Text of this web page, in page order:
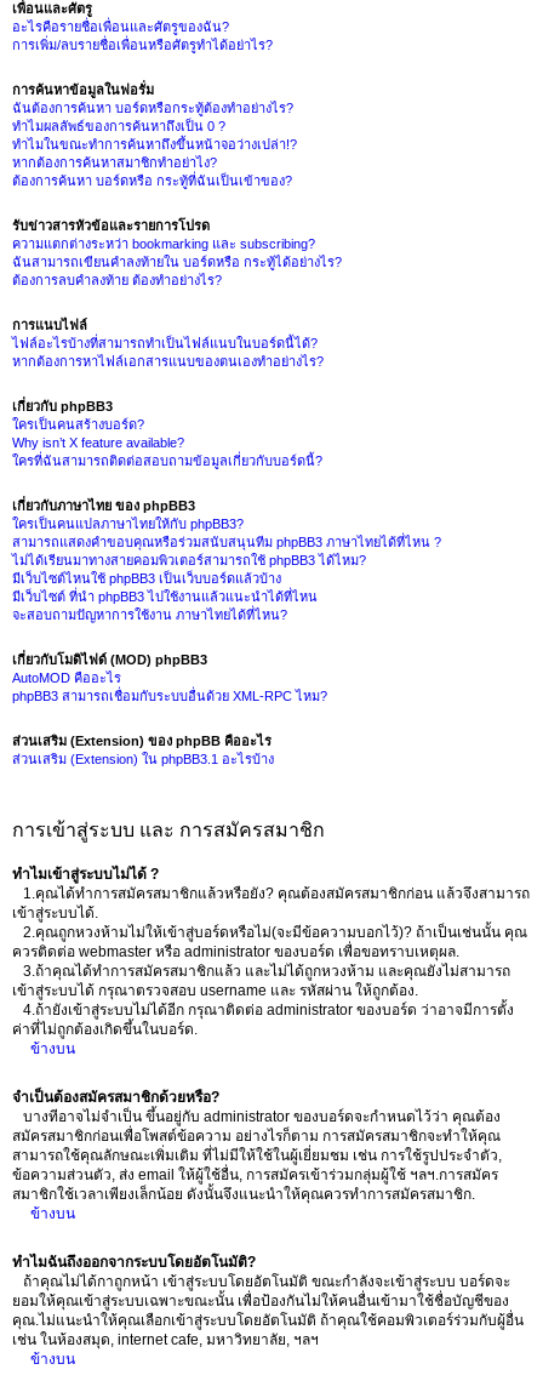
เพื่อนและศัตรู
อะไรคือรายชื่อเพื่อนและศัตรูของฉัน?
การเพิ่ม/ลบรายชื่อเพื่อนหรือศัตรูทำได้อย่าไร?
การค้นหาข้อมูลในฟอรั่ม
ฉันต้องการค้นหา บอร์ดหรือกระทู้ต้องทำอย่างไร?
ทำไมผลลัพธ์ของการค้นหาถึงเป็น 0 ?
ทำไมในขณะทำการค้นหาถึงขึ้นหน้าจอว่างเปล่า!?
หากต้องการค้นหาสมาชิกทำอย่าไง?
ต้องการค้นหา บอร์ดหรือ กระทู้ที่ฉันเป็นเข้าของ?
รับข่าวสารหัวข้อและรายการโปรด
ความแตกต่างระหว่า bookmarking และ subscribing?
ฉันสามารถเขียนคำลงท้ายใน บอร์ดหรือ กระทู้ได้อย่างไร?
ต้องการลบคำลงท้าย ต้องทำอย่างไร?
การแนบไฟล์
ไฟล์อะไรบ้างที่สามารถทำเป็นไฟล์แนบในบอร์ดนี้ได้?
หากต้องการหาไฟล์เอกสารแนบของตนเองทำอย่างไร?
เกี่ยวกับ phpBB3
ใครเป็นคนสร้างบอร์ด?
Why isn’t X feature available?
ใครที่ฉันสามารถติดต่อสอบถามข้อมูลเกี่ยวกับบอร์ดนี้?
เกี่ยวกับภาษาไทย ของ phpBB3
ใครเป็นคนแปลภาษาไทยให้กับ phpBB3?
สามารถแสดงคำขอบคุณหรือร่วมสนับสนุนทีม phpBB3 ภาษาไทยได้ที่ไหน ?
ไม่ได้เรียนมาทางสายคอมพิวเตอร์สามารถใช้ phpBB3 ได้ไหม?
มีเว็บไซต์ไหนใช้ phpBB3 เป็นเว็บบอร์ดแล้วบ้าง
มีเว็บไซต์ ที่นำ phpBB3 ไปใช้งานแล้วแนะนำได้ที่ไหน
จะสอบถามปัญหาการใช้งาน ภาษาไทยได้ที่ไหน?
เกี่ยวกับโมดิไฟด์ (MOD) phpBB3
AutoMOD คืออะไร
phpBB3 สามารถเชื่อมกับระบบอื่นด้วย XML-RPC ไหม?
ส่วนเสริม (Extension) ของ phpBB คืออะไร
ส่วนเสริม (Extension) ใน phpBB3.1 อะไรบ้าง
การเข้าสู่ระบบ และ การสมัครสมาชิก
ทำไมเข้าสู่ระบบไม่ได้ ?
1.คุณได้ทำการสมัครสมาชิกแล้วหรือยัง? คุณต้องสมัครสมาชิกก่อน แล้วจึงสามารถ
เข้าสู่ระบบได้.
2.คุณถูกหวงห้ามไม่ให้เข้าสู่บอร์ดหรือไม่(จะมีข้อความบอกไว้)? ถ้าเป็นเช่นนั้น คุณ
ควรติดต่อ webmaster หรือ administrator ของบอร์ด เพื่อขอทราบเหตุผล.
3.ถ้าคุณได้ทำการสมัครสมาชิกแล้ว และไม่ได้ถูกหวงห้าม และคุณยังไม่สามารถ
เข้าสู่ระบบได้ กรุณาตรวจสอบ username และ รหัสผ่าน ให้ถูกต้อง.
4.ถ้ายังเข้าสู่ระบบไม่ได้อีก กรุณาติดต่อ administrator ของบอร์ด ว่าอาจมีการตั้ง
ค่าที่ไม่ถูกต้องเกิดขึ้นในบอร์ด.
ข้างบน
จำเป็นต้องสมัครสมาชิกด้วยหรือ?
บางทีอาจไม่จำเป็น ขึ้นอยู่กับ administrator ของบอร์ดจะกำหนดไว้ว่า คุณต้อง
สมัครสมาชิกก่อนเพื่อโพสต์ข้อความ อย่างไรก็ตาม การสมัครสมาชิกจะทำให้คุณ
สามารถใช้คุณลักษณะเพิ่มเติม ที่ไม่มีให้ใช้ในผู้เยี่ยมชม เช่น การใช้รูปประจำตัว,
ข้อความส่วนตัว, ส่ง email ให้ผู้ใช้อื่น, การสมัครเข้าร่วมกลุ่มผู้ใช้ ฯลฯ.การสมัคร
สมาชิกใช้เวลาเพียงเล็กน้อย ดังนั้นจึงแนะนำให้คุณควรทำการสมัครสมาชิก.
ข้างบน
ทำไมฉันถึงออกจากระบบโดยอัตโนมัติ?
ถ้าคุณไม่ได้กาถูกหน้า เข้าสู่ระบบโดยอัตโนมัติ ขณะกำลังจะเข้าสู่ระบบ บอร์ดจะ
ยอมให้คุณเข้าสู่ระบบเฉพาะขณะนั้น เพื่อป้องกันไม่ให้คนอื่นเข้ามาใช้ชื่อบัญชีของ
คุณ.ไม่แนะนำให้คุณเลือกเข้าสู่ระบบโดยอัตโนมัติ ถ้าคุณใช้คอมพิวเตอร์ร่วมกับผู้อื่น
เช่น ในห้องสมุด, internet cafe, มหาวิทยาลัย, ฯลฯ
ข้างบน